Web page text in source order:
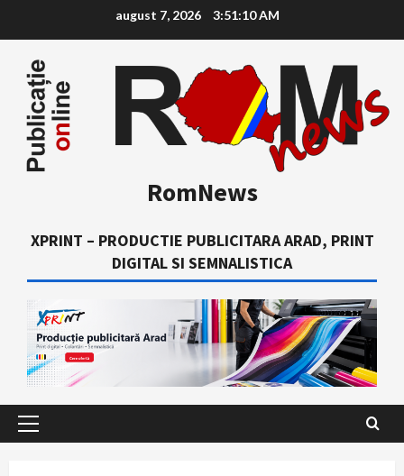
content
august 7, 2026 3:51:11 AM
RomNews
XPRINT – PRODUCTIE PUBLICITARA ARAD, PRINT
DIGITAL SI SEMNALISTICA
Primary